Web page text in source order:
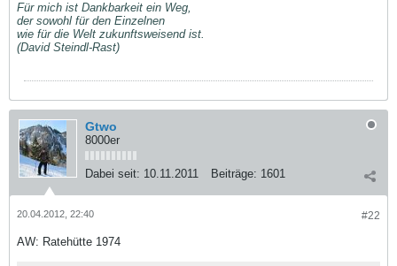
Für mich ist Dankbarkeit ein Weg,
der sowohl für den Einzelnen
wie für die Welt zukunftsweisend ist.
(David Steindl-Rast)
Gtwo
8000er
Dabei seit: 10.11.2011 Beiträge: 1601
#22
20.04.2012, 22:40
AW: Ratehütte 1974